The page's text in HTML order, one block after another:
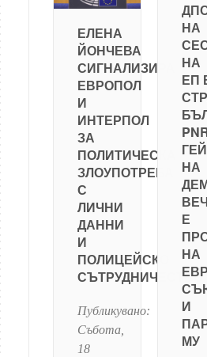
ЕЛЕНА
ЙОНЧЕВА
СИГНАЛИЗИРА
ЕВРОПОЛ
И
ИНТЕРПОЛ
ЗА
ПОЛИТИЧЕСКА
ЗЛОУПОТРЕБА
С
ЛИЧНИ
ДАННИ
И
ПОЛИЦЕЙСКО
СЪТРУДНИЧЕСТВО
Публикувано:
Събота,
18
НА
НА
ЕП
НА
Е
НА
И
МУ